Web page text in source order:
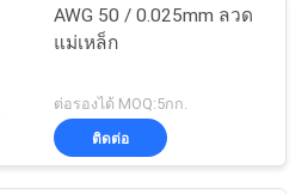
AWG 50 / 0.025mm ลวด
แม่เหล็ก
ต่อรองได้ MOQ:5กก.
ติดต่อ